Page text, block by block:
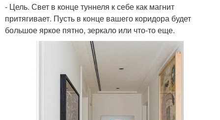
- Цель. Свет в конце туннеля к себе как магнит
притягивает. Пусть в конце вашего коридора будет
большое яркое пятно, зеркало или что-то еще.